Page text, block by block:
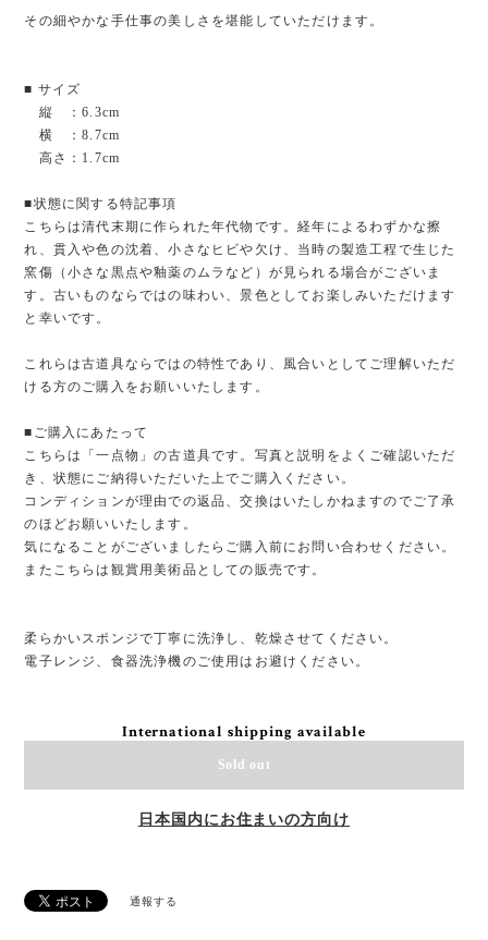
その細やかな手仕事の美しさを堪能していただけます。
■ サイズ
縦 ：6.3cm
横 ：8.7cm
高さ：1.7cm
■状態に関する特記事項
こちらは清代末期に作られた年代物です。経年によるわずかな擦
れ、貫入や色の沈着、小さなヒビや欠け、当時の製造工程で生じた
窯傷（小さな黒点や釉薬のムラなど）が見られる場合がございま
す。古いものならではの味わい、景色としてお楽しみいただけます
と幸いです。
これらは古道具ならではの特性であり、風合いとしてご理解いただ
ける方のご購入をお願いいたします。
■ご購入にあたって
こちらは「一点物」の古道具です。写真と説明をよくご確認いただ
き、状態にご納得いただいた上でご購入ください。
コンディションが理由での返品、交換はいたしかねますのでご了承
のほどお願いいたします。
気になることがございましたらご購入前にお問い合わせください。
またこちらは観賞用美術品としての販売です。
柔らかいスポンジで丁寧に洗浄し、乾燥させてください。
電子レンジ、食器洗浄機のご使用はお避けください。
International shipping available
Sold out
日本国内にお住まいの方向け
通報する